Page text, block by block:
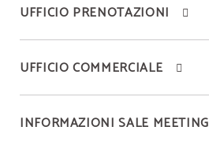
UFFICIO PRENOTAZIONI
UFFICIO COMMERCIALE
INFORMAZIONI SALE MEETING